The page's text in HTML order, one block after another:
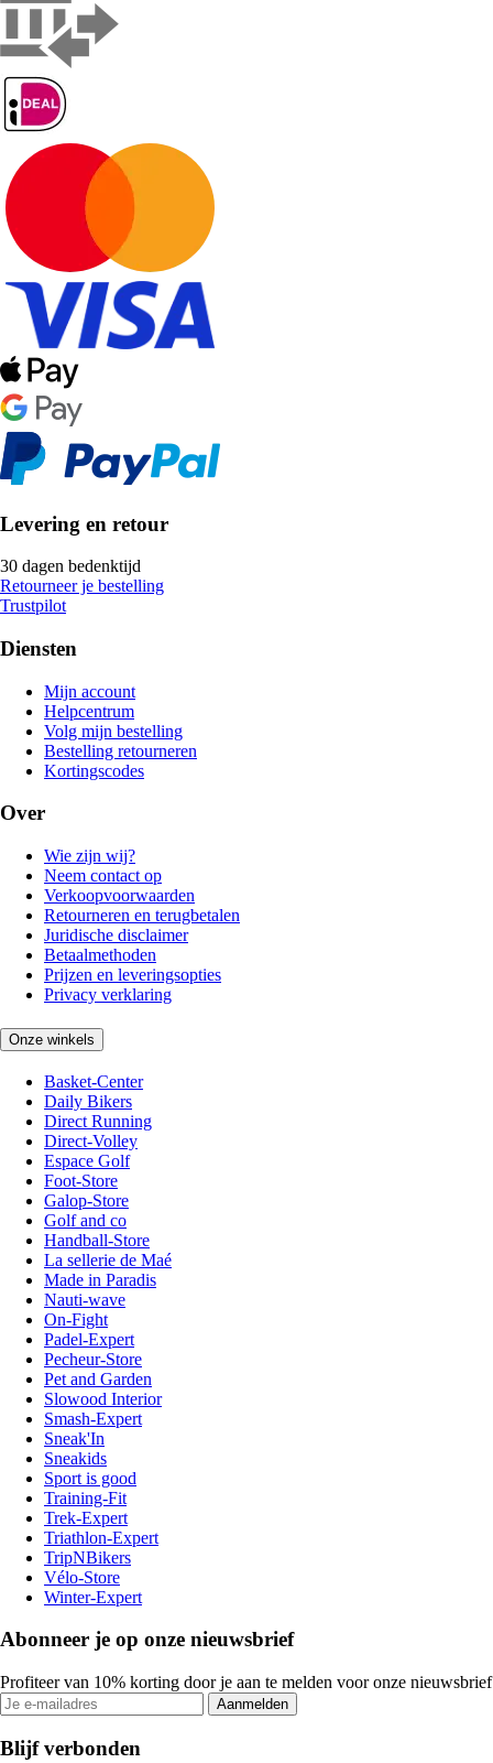
Levering en retour
30 dagen bedenktijd
Retourneer je bestelling
Trustpilot
Diensten
Mijn account
Helpcentrum
Volg mijn bestelling
Bestelling retourneren
Kortingscodes
Over
Wie zijn wij?
Neem contact op
Verkoopvoorwaarden
Retourneren en terugbetalen
Juridische disclaimer
Betaalmethoden
Prijzen en leveringsopties
Privacy verklaring
Onze winkels
Basket-Center
Daily Bikers
Direct Running
Direct-Volley
Espace Golf
Foot-Store
Galop-Store
Golf and co
Handball-Store
La sellerie de Maé
Made in Paradis
Nauti-wave
On-Fight
Padel-Expert
Pecheur-Store
Pet and Garden
Slowood Interior
Smash-Expert
Sneak'In
Sneakids
Sport is good
Training-Fit
Trek-Expert
Triathlon-Expert
TripNBikers
Vélo-Store
Winter-Expert
Abonneer je op onze nieuwsbrief
Profiteer van 10% korting door je aan te melden voor onze nieuwsbrief
Aanmelden
Blijf verbonden